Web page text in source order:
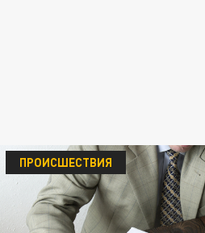
ПРОИСШЕСТВИЯ